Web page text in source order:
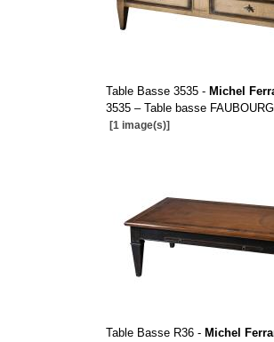
Table Basse 3535 - Michel
3535 – Table basse FAUBOURG
[1 image(s)]
Table Basse R36 - Michel